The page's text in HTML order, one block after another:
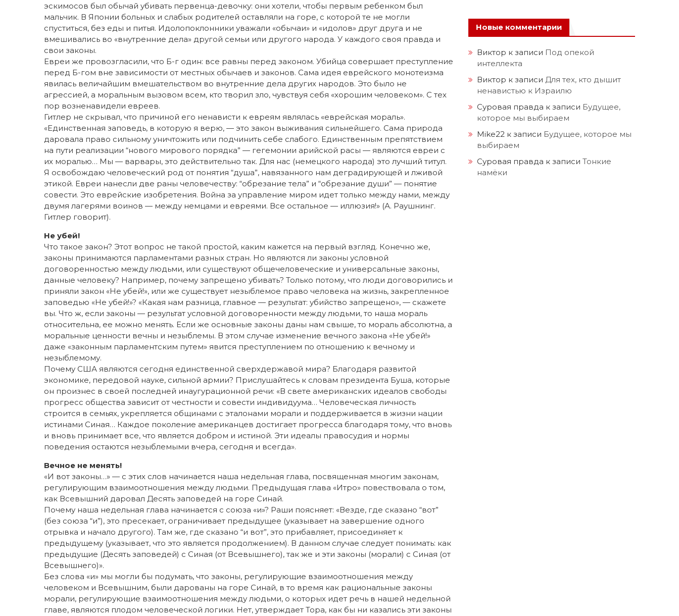
эскимосов был обычай убивать первенца-девочку: они хотели, чтобы первым ребенком был
мальчик. В Японии больных и слабых родителей оставляли на горе, с которой те не могли
спуститься, без еды и питья. Идолопоклонники уважали «обычаи» и «идолов» друг друга и не
вмешивались во «внутренние дела» другой семьи или другого народа. У каждого своя правда и
свои законы.
Евреи же провозгласили, что Б-г один: все равны перед законом. Убийца совершает преступление
перед Б-гом вне зависимости от местных обычаев и законов. Сама идея еврейского монотеизма
явилась величайшим вмешательством во внутренние дела других народов. Это было не
агрессией, а моральным вызовом всем, кто творил зло, чувствуя себя «хорошим человеком». С тех
пор возненавидели евреев.
Гитлер не скрывал, что причиной его ненависти к евреям являлась «еврейская мораль».
«Единственная заповедь, в которую я верю, — это закон выживания сильнейшего. Сама природа
даровала право сильному уничтожить или подчинить себе слабого. Единственным препятствием
на пути реализации “нового мирового порядка” — гегемонии арийской расы — являются евреи с
их моралью… Мы — варвары, это действительно так. Для нас (немецкого народа) это лучший титул.
Я освобождаю человеческий род от понятия “душа”, навязанного нам деградирующей и лживой
этикой. Евреи нанесли две раны человечеству: “обрезание тела” и “обрезание души” — понятие
совести. Это еврейские изобретения. Война за управление миром идет только между нами, между
двумя лагерями воинов — между немцами и евреями. Все остальное — иллюзия!» (А. Раушнинг.
Гитлер говорит).
Не убей!
Что такое закон? Этот вопрос не такой простой, каким кажется на первый взгляд. Конечно же,
законы принимаются парламентами разных стран. Но являются ли законы условной
договоренностью между людьми, или существуют общечеловеческие и универсальные законы,
данные человеку? Например, почему запрещено убивать? Только потому, что люди договорились и
приняли закон «Не убей!», или же существует незыблемое право человека на жизнь, закрепленное
заповедью «Не убей!»? «Какая нам разница, главное — результат: убийство запрещено», — скажете
вы. Что ж, если законы — результат условной договоренности между людьми, то наша мораль
относительна, ее можно менять. Если же основные законы даны нам свыше, то мораль абсолютна, а
моральные ценности вечны и незыблемы. В этом случае изменение вечного закона «Не убей!»
даже «законным парламентским путем» явится преступлением по отношению к вечному и
незыблемому.
Почему США являются сегодня единственной сверхдержавой мира? Благодаря развитой
экономике, передовой науке, сильной армии? Прислушайтесь к словам президента Буша, которые
он произнес в своей последней инаугурационной речи: «В свете американских идеалов свободы
прогресс общества зависит от честности и совести индивидуума… Человеческая личность
строится в семьях, укрепляется общинами с эталонами морали и поддерживается в жизни нации
истинами Синая… Каждое поколение американцев достигает прогресса благодаря тому, что вновь
и вновь принимает все, что является добром и истиной. Эти идеалы правосудия и нормы
поведения остаются незыблемыми вчера, сегодня и всегда».
Вечное не менять!
«И вот законы…» — с этих слов начинается наша недельная глава, посвященная многим законам,
регулирующим взаимоотношения между людьми. Предыдущая глава «Итро» повествовала о том,
как Всевышний даровал Десять заповедей на горе Синай.
Почему наша недельная глава начинается с союза «и»? Раши поясняет: «Везде, где сказано “вот”
(без союза “и”), это пресекает, ограничивает предыдущее (указывает на завершение одного
отрывка и начало другого). Там же, где сказано “и вот”, это прибавляет, присоединяет к
предыдущему (указывает, что это является продолжением). В данном случае следует понимать: как
предыдущие (Десять заповедей) с Синая (от Всевышнего), так же и эти законы (морали) с Синая (от
Всевышнего)».
Без слова «и» мы могли бы поду­мать, что законы, регулирующие взаимоотношения между
человеком и Всевышним, были дарованы на горе Синай, в то время как рациональные законы
морали, регулирующие взаимоотношения между людьми, о которых идет речь в нашей недельной
главе, являются плодом человеческой логики. Нет, утверждает Тора, как бы ни казались эти законы
Новые комментарии
Виктор к записи Под опекой
интеллекта
Виктор к записи Для тех, кто дышит
ненавистью к Израилю
Суровая правда к записи Будущее,
которое мы выбираем
Mike22 к записи Будущее, которое мы
выбираем
Суровая правда к записи Тонкие
намёки